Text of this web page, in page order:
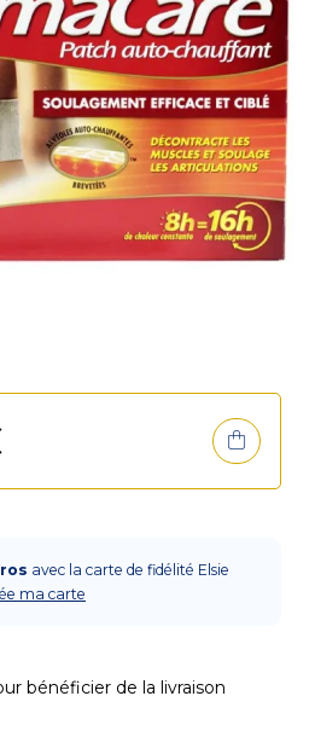
avec la carte de fidélité Elsie
ma carte
bénéficier de la livraison